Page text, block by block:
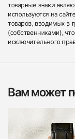
товарные знаки
используются на
товаров, вводимых в
(собственниками),
исключительного
Вам может